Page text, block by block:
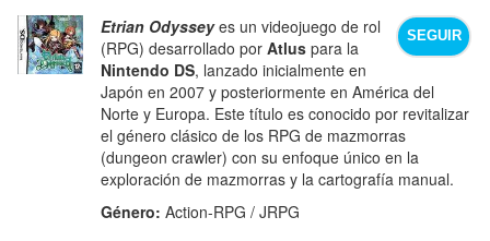
SEGUIR
Etrian Odysseyes un videojuego de rol
(RPG) desarrollado porAtlus para la
Nintendo DS, lanzado inicialmente en
Japón en 2007 y posteriormente en América del
Norte y Europa. Este título es conocido por revitalizar
el género clásico de los RPG de mazmorras
(dungeon crawler) con su enfoque único en la
exploración de mazmorras y la cartografía manual.
Género: Action-RPG / JRPG